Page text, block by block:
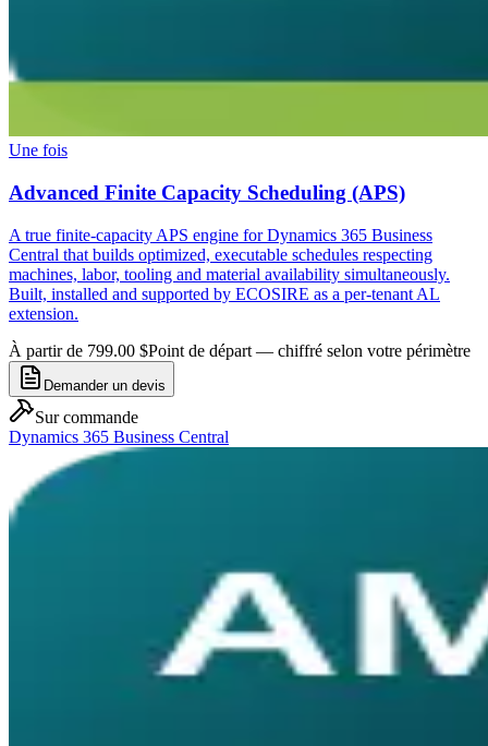
Une fois
Advanced Finite Capacity Scheduling (APS)
A true finite-capacity APS engine for Dynamics 365 Business
Central that builds optimized, executable schedules respecting
machines, labor, tooling and material availability simultaneously.
Built, installed and supported by ECOSIRE as a per-tenant AL
extension.
À partir de 799.00 $Point de départ — chiffré selon votre périmètre
Demander un devis
Sur commande
Dynamics 365 Business Central